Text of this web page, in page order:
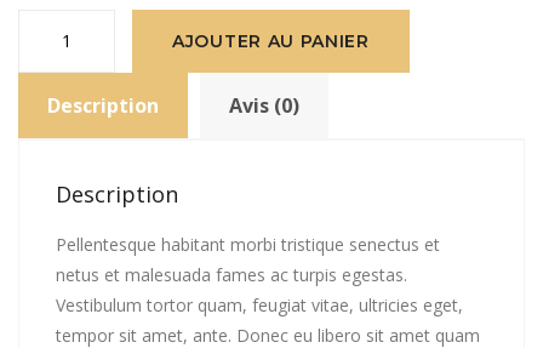
Patient
Ninja
AJOUTER AU PANIER
Description Avis (0)
Description
Pellentesque habitant morbi tristique senectus et
netus et malesuada fames ac turpis egestas.
Vestibulum tortor quam, feugiat vitae, ultricies eget,
tempor sit amet, ante. Donec eu libero sit amet quam